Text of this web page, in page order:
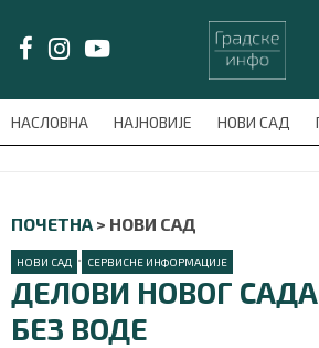
НАСЛОВНА НАЈНОВИЈЕ НОВИ САД
meni'); $this_item = current(
ПОЧЕТНА > НОВИ САД
НОВИ САД • СЕРВИСНЕ ИНФОРМАЦИЈЕ
ДЕЛОВИ НОВОГ
БЕЗ ВОДЕ
LAT/ЋИР
НАЈНОВИЈЕ
НОВИ САД